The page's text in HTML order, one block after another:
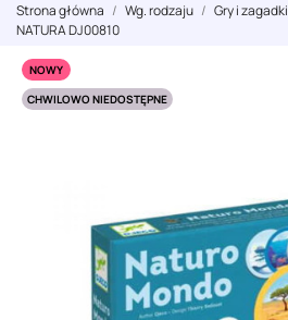
Strona główna Wg. rodzaju Gry i zagadki
NATURA DJ00810
NOWY
CHWILOWO NIEDOSTĘPNE